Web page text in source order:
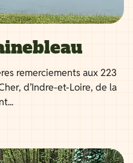
remerciements aux 223
d’Indre-et-Loire, de la